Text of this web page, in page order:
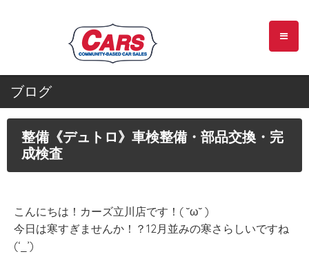
ブログ
整備《デュトロ》車検整備・部品交換・完
成検査
こんにちは！カーズ立川店です！( ˘ω˘ )
今日は寒すぎませんか！？12月並みの寒さらしいですね
(‘_’)